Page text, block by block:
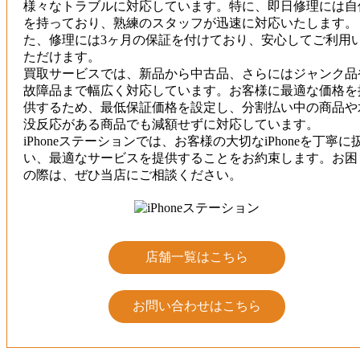
様々なトラブルに対応しています。特に、即日修理には自
を持っており、熟練のスタッフが迅速に対応いたします。
た、修理には3ヶ月の保証を付けており、安心してご利用
ただけます。
買取サービスでは、新品から中古品、さらにはジャンク品
故障品まで幅広く対応しています。お客様に最適な価格を
供するため、最低保証価格を設定し、分割払い中の商品や
没反応がある商品でも減額せずに対応しています。
iPhoneステーションでは、お客様の大切なiPhoneを丁寧に
い、最適なサービスを提供することをお約束します。お困
の際は、ぜひ当店にご相談ください。
店舗一覧はこちら
お問い合わせはこちら